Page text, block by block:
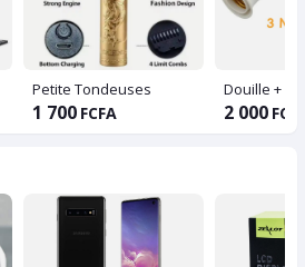
Petite Tondeuses
1 700 FCFA
Douille +
2 000